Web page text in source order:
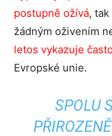
postupně ožívá,
žádným oživením
letos vykazuje
Evropské unie.
SPOLU